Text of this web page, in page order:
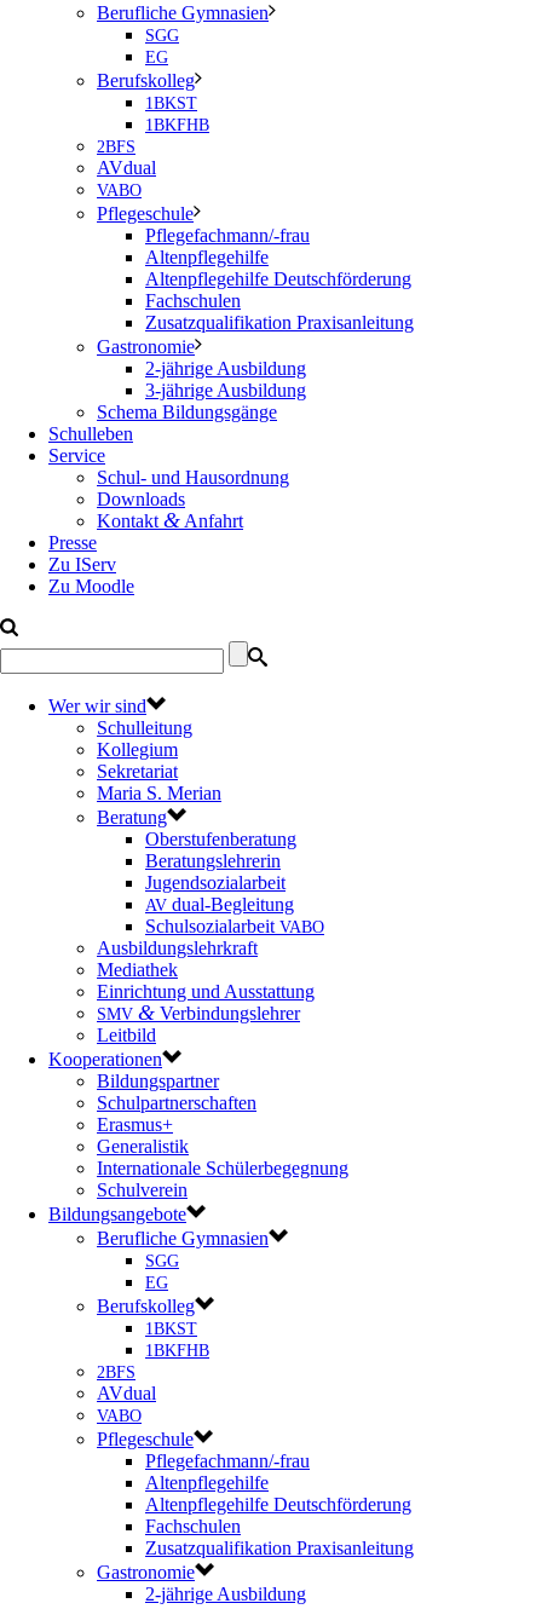
Berufliche Gymnasien
SGG
EG
Berufskolleg
1BKST
1BKFHB
2BFS
AVdual
VABO
Pflegeschule
Pflegefachmann/-frau
Altenpflegehilfe
Altenpflegehilfe Deutschförderung
Fachschulen
Zusatzqualifikation Praxisanleitung
Gastronomie
2-jährige Ausbildung
3-jährige Ausbildung
Schema Bildungsgänge
Schulleben
Service
Schul- und Hausordnung
Downloads
Kontakt & Anfahrt
Presse
Zu IServ
Zu Moodle
Wer wir sind
Schulleitung
Kollegium
Sekretariat
Maria S. Merian
Beratung
Oberstufenberatung
Beratungslehrerin
Jugendsozialarbeit
AV dual-Begleitung
Schulsozialarbeit VABO
Ausbildungslehrkraft
Mediathek
Einrichtung und Ausstattung
SMV & Verbindungslehrer
Leitbild
Kooperationen
Bildungspartner
Schulpartnerschaften
Erasmus+
Generalistik
Internationale Schülerbegegnung
Schulverein
Bildungsangebote
Berufliche Gymnasien
SGG
EG
Berufskolleg
1BKST
1BKFHB
2BFS
AVdual
VABO
Pflegeschule
Pflegefachmann/-frau
Altenpflegehilfe
Altenpflegehilfe Deutschförderung
Fachschulen
Zusatzqualifikation Praxisanleitung
Gastronomie
2-jährige Ausbildung